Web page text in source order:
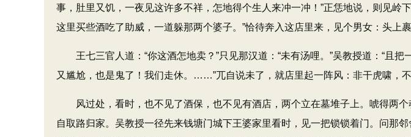
事，肚里又饥，一夜见这许多不祥，怎地得个生人来冲一冲！”正恁地说，则见
这里买些酒吃了助威，一道躲那两个婆子。​”恰待奔入这店里来，见个男女：头上
王七三官人道：​“你这酒怎地卖？​”只见那汉道：​“未有汤哩。​”吴教授道：​“且把
又尴尬，也是鬼了！我们走休。……”兀自说未了，就店里起一阵风：非干虎啸，
风过处，看时，也不见了酒保，也不见有酒店，两个立在墓堆子上。唬得两个
自取路归家。吴教授一径先来钱塘门城下王婆家里看时，见一把锁锁着门。问那